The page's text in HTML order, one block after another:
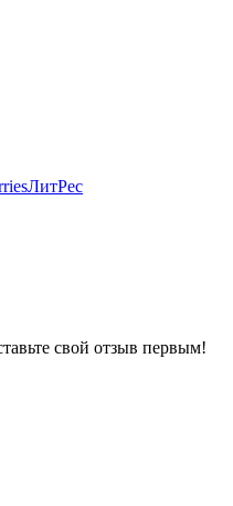
ЛитРес
свой отзыв первым!